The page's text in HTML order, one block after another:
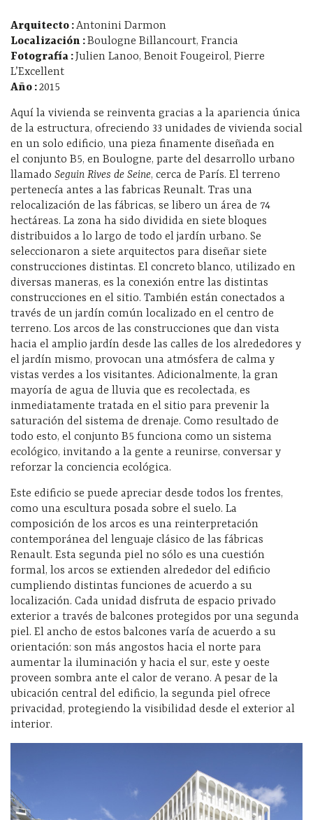
Arquitecto :Antonini Darmon
Localización :Boulogne Billancourt, Francia
Fotografía :Julien Lanoo, Benoit Fougeirol, Pierre
L’Excellent
Año :2015
Aquí la vivienda se reinventa gracias a la apariencia única
de la estructura, ofreciendo 33 unidades de vivienda social
en un solo edificio, una pieza finamente diseñada en
el conjunto B5, en Boulogne, parte del desarrollo urbano
llamado Seguin Rives de Seine, cerca de París. El terreno
pertenecía antes a las fabricas Reunalt. Tras una
relocalización de las fábricas, se libero un área de 74
hectáreas. La zona ha sido dividida en siete bloques
distribuidos a lo largo de todo el jardín urbano. Se
seleccionaron a siete arquitectos para diseñar siete
construcciones distintas. El concreto blanco, utilizado en
diversas maneras, es la conexión entre las distintas
construcciones en el sitio. También están conectados a
través de un jardín común localizado en el centro de
terreno. Los arcos de las construcciones que dan vista
hacia el amplio jardín desde las calles de los alrededores y
el jardín mismo, provocan una atmósfera de calma y
vistas verdes a los visitantes. Adicionalmente, la gran
mayoría de agua de lluvia que es recolectada, es
inmediatamente tratada en el sitio para prevenir la
saturación del sistema de drenaje. Como resultado de
todo esto, el conjunto B5 funciona como un sistema
ecológico, invitando a la gente a reunirse, conversar y
reforzar la conciencia ecológica.
Este edificio se puede apreciar desde todos los frentes,
como una escultura posada sobre el suelo. La
composición de los arcos es una reinterpretación
contemporánea del lenguaje clásico de las fábricas
Renault. Esta segunda piel no sólo es una cuestión
formal, los arcos se extienden alrededor del edificio
cumpliendo distintas funciones de acuerdo a su
localización. Cada unidad disfruta de espacio privado
exterior a través de balcones protegidos por una segunda
piel. El ancho de estos balcones varía de acuerdo a su
orientación: son más angostos hacia el norte para
aumentar la iluminación y hacia el sur, este y oeste
proveen sombra ante el calor de verano. A pesar de la
ubicación central del edificio, la segunda piel ofrece
privacidad, protegiendo la visibilidad desde el exterior al
interior.